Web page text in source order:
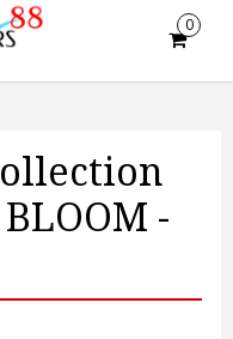
0
-